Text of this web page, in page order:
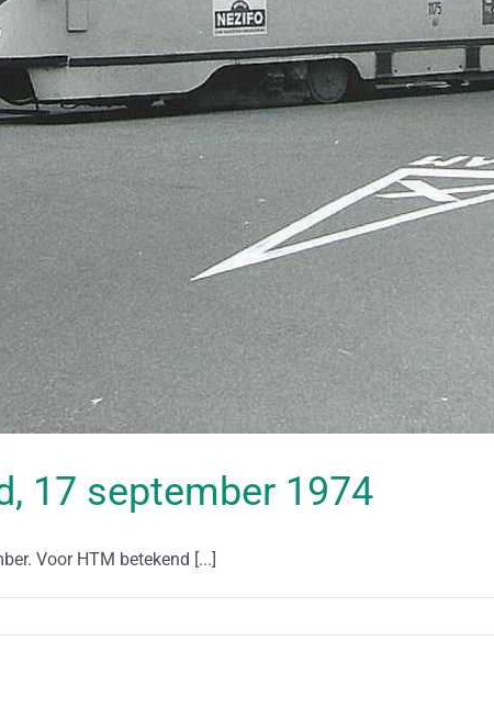
17 september 1974
Voor HTM betekend [...]